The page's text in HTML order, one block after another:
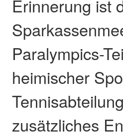
Erinnerung ist
Paralympics-
heimischer
zusätzliches